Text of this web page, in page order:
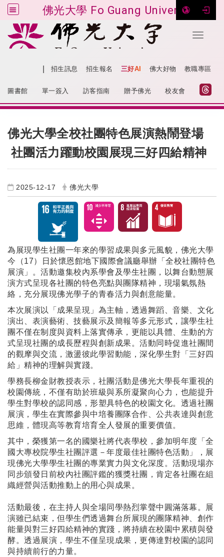
佛光大學 Fo Guang University
Toggle
跳到主要內容
招生訊息 招生報名 三好AI 佛大好物 教職專區
圖書館 單一簽入 訪客指南 贈予佛光 校友會
佛光大學全校社團特色展演熱鬧登場
社團活力躍動校園 展現三好四給精神
2025-12-17 佛光大學
為展現學生社團一年來的學習成果與多元風貌，佛光大學
今（17）日於懷恩館地下國際會議廳舉辦「全校社團特色
展演」。活動邀集校內系學會及學生社團，以舞台動態展
演方式呈現各社團的特色亮點與團隊精神，現場氣氛熱
絡，充分展現佛光學子的青春活力與創意能量。
本次展演以「成果呈現」為主軸，透過舞蹈、音樂、文化
演出、表演藝術、技藝展示及簡報等多元形式，讓學生社
團不僅在制度與資料上落實傳承，更能以具體、生動的方
式呈現社團的成長歷程與創新成果。活動同時促進社團間
的觀摩與交流，激盪彼此學習動能，深化學生對「三好四
給」精神的理解與實踐。
學務長柳金財教授表示，社團活動是佛光大學長年重視的
校園傳統，不僅有助於班級與系所凝聚向心力，也能提升
學生對學校的認同感，形塑具特色的校園文化。透過社團
展演，學生在實際參與中培養團隊合作、公共表達與創意
思維，體現高等教育培育全人發展的重要價值。
其中，榮獲第一名的國樂社將代表學校，參加明年度「全
國大專校院學生社團評選－年度最佳社團特色活動」，展
現佛光大學學生社團的專業實力與文化深度。活動現場亦
同步頒發日前校內社團評鑑的獲獎社團，肯定各社團在組
織經營與活動推動上的用心與成果。
活動最後，在主持人與全場同學熱烈掌聲中圓滿落幕。展
演雖已結束，但學生們透過舞台所展現的團隊精神、創作
能量與對三好四給精神的實踐，將持續在校園中累積與發
酵。透過展演，學生不僅呈現成果，更傳達對校園的認同
與持續前行的力量。